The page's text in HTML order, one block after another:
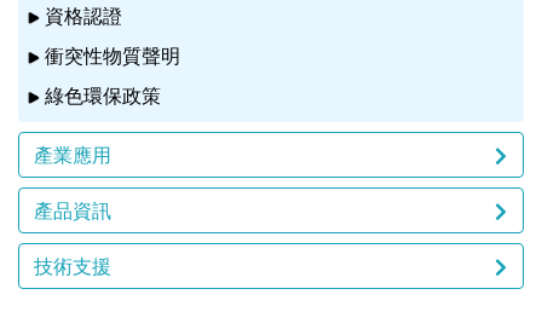
資格認證
衝突性物質聲明
綠色環保政策
產業應用
產品資訊
技術支援